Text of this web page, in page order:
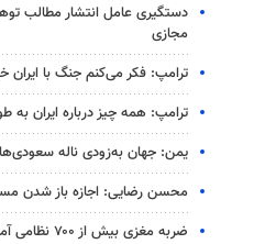
دستگیری عامل انتشار مطالب
مجازی
ترامپ: فکر می‌کنم جنگ با ایران
ترامپ: همه چیز درباره ایران
یمن: جهان به‌زودی ناله
محسن رضایی: اجازه باز شدن
ضربه مغزی بیش از ۷۰۰ نظامی آمریکایی در حملات ایران